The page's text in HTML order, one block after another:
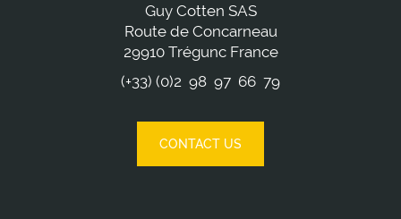
Guy Cotten SAS
Route de Concarneau
29910 Trégunc France
(+33) (0)2 98 97 66 79
CONTACT US